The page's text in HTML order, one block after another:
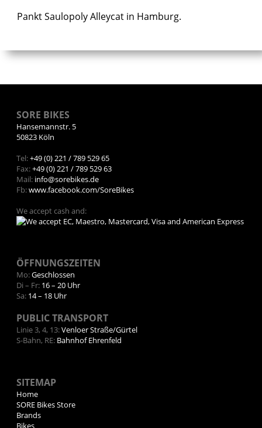
Pankt Saulopoly Alleycat in Hamburg.
SORE BIKES
Hansemannstr. 5
50823 Köln
Tel:+49 (0) 221 / 789 529 65
Fax:+49 (0) 221 / 789 529 63
Mail: info@sorebikes.de
Fb:www.facebook.com/SoreBikes
We accept cash and:
ÖFFNUNGSZEITEN
Mo:Geschlossen
Di – Fr:16 – 20 Uhr
Sa:14 – 18 Uhr
PUBLIC TRANSPORT
Linie 3, 4, 13:Venloer Straße/Gürtel
S-Bahn, RE: Bahnhof Ehrenfeld
SITEMAP
Home
SORE Bikes Store
Brands
Bikes